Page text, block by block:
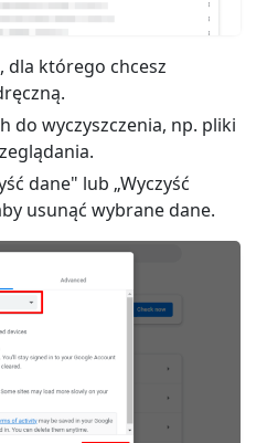
dla którego chcesz
do wyczyszczenia, np. pliki
dane" lub „Wyczyść
usunąć wybrane dane.